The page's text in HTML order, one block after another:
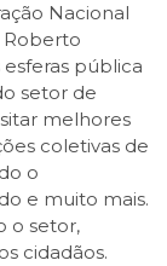
Nacional
Roberto
pública
setor de
melhores
coletivas de
o
e muito mais.
o setor,
cidadãos.